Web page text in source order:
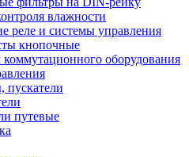
влажности
реле и системы управления
кнопочные
коммутационного оборудования
пускатели
путевые